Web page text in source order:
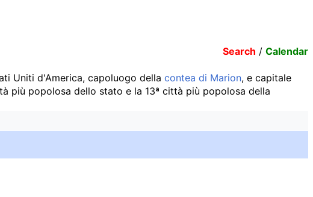
Search / Calendar
Uniti d'America, capoluogo della contea di Marion, e capitale
più popolosa dello stato e la 13ª città più popolosa della